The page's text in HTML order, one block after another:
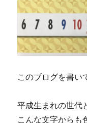
このブログを書い
平成生まれの世代
こんな文字からも